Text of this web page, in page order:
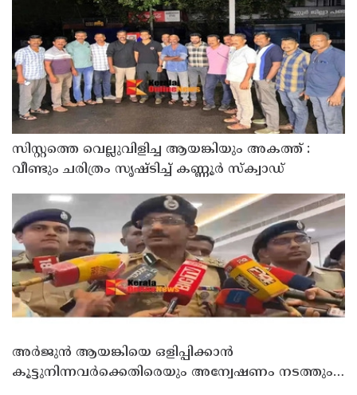
സിസ്റ്റത്തെ വെല്ലുവിളിച്ച ആയങ്കിയും അകത്ത് :
വീണ്ടും ചരിത്രം സൃഷ്‌ടിച്ച് കണ്ണൂർ സ്‌ക്വാഡ്
അർജുൻ ആയങ്കിയെ ഒളിപ്പിക്കാൻ
കൂട്ടുനിന്നവർക്കെതിരെയും അന്വേഷണം നടത്തും: